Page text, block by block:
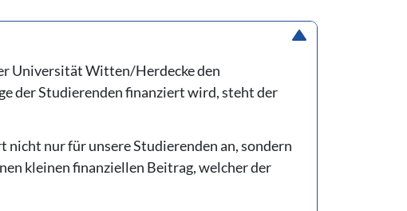
Universität Witten/Herdecke den
der Studierenden finanziert wird, steht der
nur für unsere Studierenden an, sondern
kleinen finanziellen Beitrag, welcher der